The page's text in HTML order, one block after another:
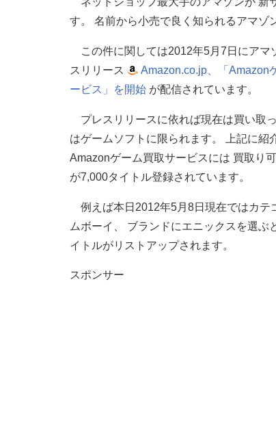
す。 名前から小売で良く知られるアマゾ
この件に関しては2012年5月7日にアマ
スリリース
Amazon.co.jp、「Amazon
ービス」を開始 が配信されています。
プレスリリースに依れば現在は買い取
はゲームソフトに限られます。 上記に紹
Amazonゲーム買取サービスには 買取り
が7,000タイトル登録されています。
例えば本日2012年5月8日現在ではカテ
ムボーイ、 ブランドにエニックスを選ぶ
イトルがリストアップされます。
スポンサー